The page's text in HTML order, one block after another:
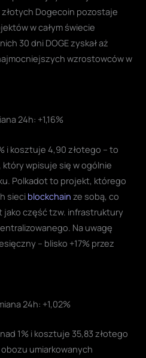
Dogecoin pozostaje
w całym świecie
30 dni DOGE zyskał aż
wzrostowców w
24h: +1,16%
i kosztuje 4,90 złotego – to
wpisuje się w ogólnie
Polkadot to projekt, którego
sieci blockchain ze sobą, co
jako część tzw. infrastruktury
Na uwagę
– blisko +17% przez
24h: +1,02%
1% i kosztuje 35,83 złotego
umiarkowanych